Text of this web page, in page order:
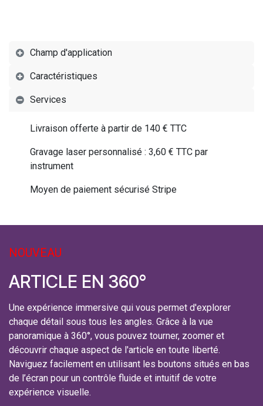
Champ d'application
Caractéristiques
Services
Livraison offerte à partir de 140 € TTC
Gravage laser personnalisé : 3,60 € TTC par
instrument
Moyen de paiement sécurisé Stripe
NOUVEAU
ARTICLE EN 360°
Une expérience immersive qui vous permet d'explorer
chaque détail sous tous les angles. Grâce à la vue
panoramique à 360°, vous pouvez tourner, zoomer et
découvrir chaque aspect de l'article en toute liberté.
Naviguez facilement en utilisant les boutons situés en bas
de l’écran pour un contrôle fluide et intuitif de votre
expérience visuelle.